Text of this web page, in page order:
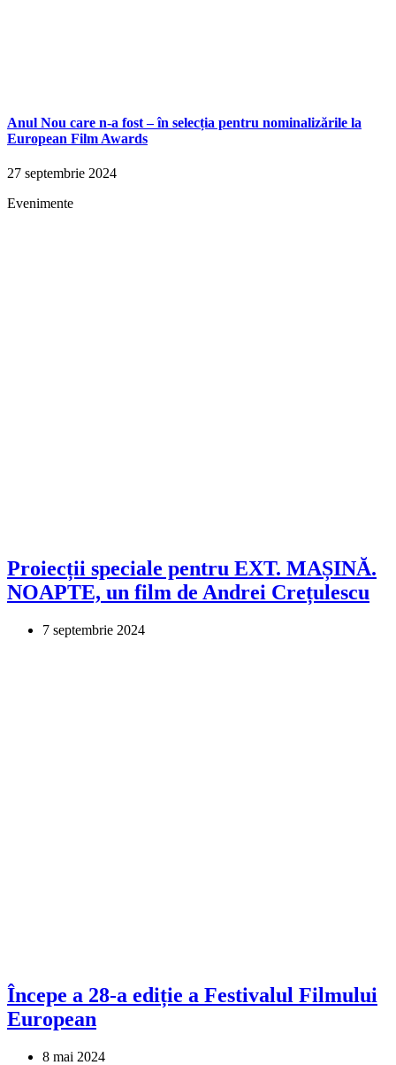
Anul Nou care n-a fost – în selecția pentru nominalizările la
European Film Awards
27 septembrie 2024
Evenimente
Proiecții speciale pentru EXT. MAȘINĂ.
NOAPTE, un film de Andrei Crețulescu
7 septembrie 2024
Începe a 28-a ediție a Festivalul Filmului
European
8 mai 2024